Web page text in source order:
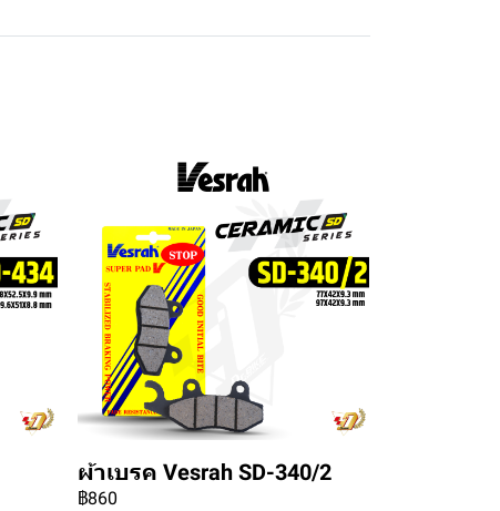
ผ้าเบรค Vesrah SD-340/2
฿860